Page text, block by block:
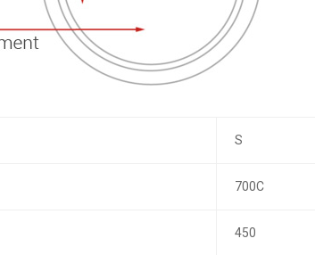
S
700C
450